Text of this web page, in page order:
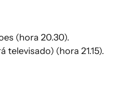
(hora 20.30).
televisado) (hora 21.15).